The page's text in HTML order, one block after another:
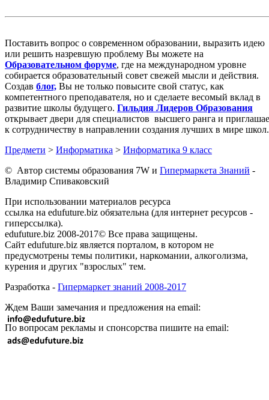
Поставить вопрос о современном образовании, выразить идею
или решить назревшую проблему Вы можете на
Образовательном форуме, где на международном уровне
собирается образовательный совет свежей мысли и действия.
Создав блог, Вы не только повысите свой статус, как
компетентного преподавателя, но и сделаете весомый вклад в
развитие школы будущего. Гильдия Лидеров Образования
открывает двери для специалистов высшего ранга и
к сотрудничеству в направлении создания лучших в мире школ.
Предмети > Информатика > Информатика 9 класс
© Автор системы образования 7W и Гипермаркета Знаний -
Владимир Спиваковский
При использовании материалов ресурса
ссылка на edufuture.biz обязательна (для интернет ресурсов -
гиперссылка).
edufuture.biz 2008-2017© Все права защищены.
Сайт edufuture.biz является порталом, в котором не
предусмотрены темы политики, наркомании, алкоголизма,
курения и других "взрослых" тем.
Разработка - Гипермаркет знаний 2008-2017
Ждем Ваши замечания и предложения на email:
По вопросам рекламы и спонсорства пишите на email: